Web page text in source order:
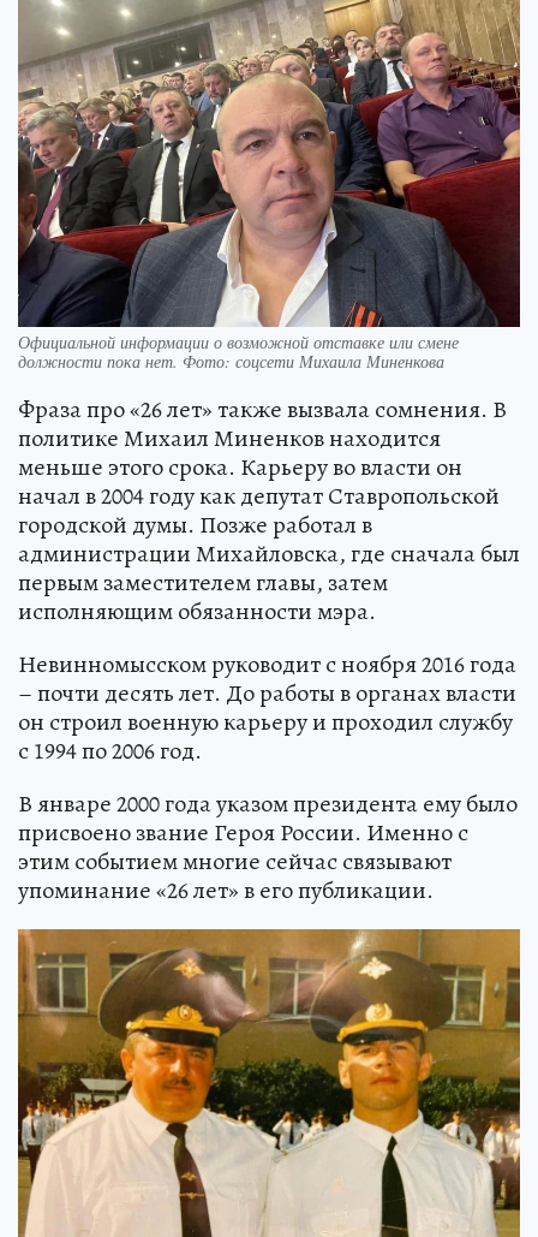
Официальной информации о возможной отставке или смене
должности пока нет. Фото: соцсети Михаила Миненкова
Фраза про «26 лет» также вызвала сомнения. В
политике Михаил Миненков находится
меньше этого срока. Карьеру во власти он
начал в 2004 году как депутат Ставропольской
городской думы. Позже работал в
администрации Михайловска, где сначала был
первым заместителем главы, затем
исполняющим обязанности мэра.
Невинномысском руководит с ноября 2016 года
– почти десять лет. До работы в органах власти
он строил военную карьеру и проходил службу
с 1994 по 2006 год.
В январе 2000 года указом президента ему было
присвоено звание Героя России. Именно с
этим событием многие сейчас связывают
упоминание «26 лет» в его публикации.